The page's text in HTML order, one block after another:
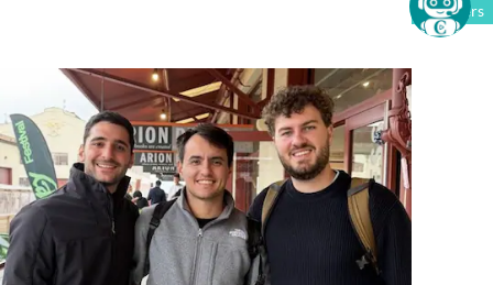
Members